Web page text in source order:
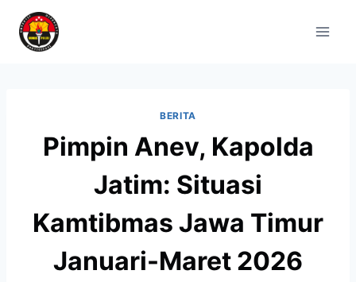
BERITA
Pimpin Anev, Kapolda
Jatim: Situasi
Kamtibmas Jawa Timur
Januari-Maret 2026